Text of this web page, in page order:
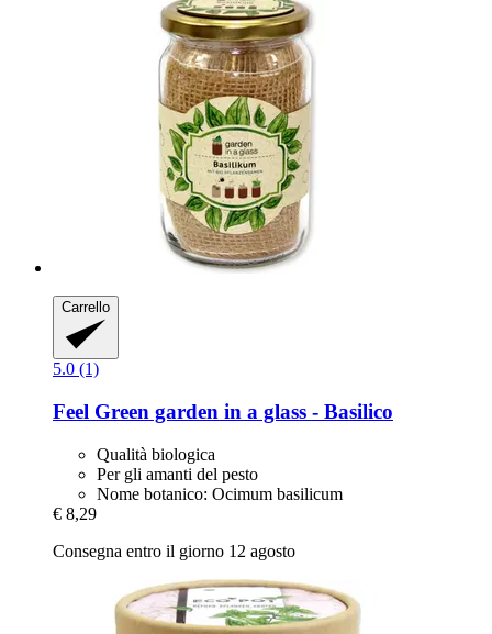
Carrello
5.0 (1)
Feel Green garden in a glass -​ Basilico
Qualità biologica
Per gli amanti del pesto
Nome botanico: Ocimum basilicum
€ 8,29
Consegna entro il giorno 12 agosto